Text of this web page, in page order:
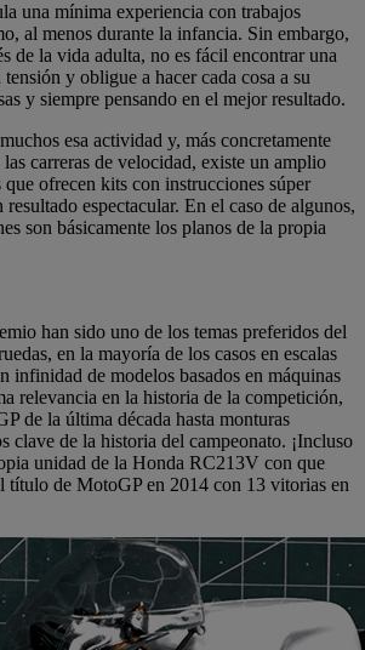
una mínima experiencia con trabajos
al menos durante la infancia. Sin embargo,
de la vida adulta, no es fácil encontrar una
y obligue a hacer cada cosa a su
y siempre pensando en el mejor resultado.
esa actividad y, más concretamente
las carreras de velocidad, existe un amplio
ofrecen kits con instrucciones súper
espectacular. En el caso de algunos,
son básicamente los planos de la propia
han sido uno de los temas preferidos del
en la mayoría de los casos en escalas
infinidad de modelos basados en máquinas
relevancia en la historia de la competición,
de la última década hasta monturas
clave de la historia del campeonato. ¡Incluso
unidad de la Honda RC213V con que
título de MotoGP en 2014 con 13 vitorias en